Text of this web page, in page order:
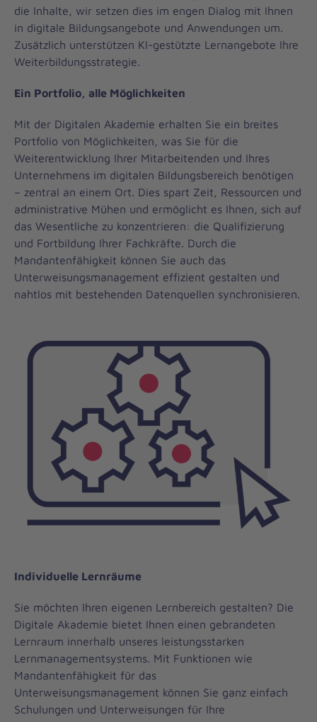
die Inhalte, wir setzen dies im engen Dialog mit Ihnen
in digitale Bildungsangebote und Anwendungen um.
Zusätzlich unterstützen KI-gestützte Lernangebote Ihre
Weiterbildungsstrategie.
Ein Portfolio, alle Möglichkeiten
Mit der Digitalen Akademie erhalten Sie ein breites
Portfolio von Möglichkeiten, was Sie für die
Weiterentwicklung Ihrer Mitarbeitenden und Ihres
Unternehmens im digitalen Bildungsbereich benötigen
– zentral an einem Ort. Dies spart Zeit, Ressourcen und
administrative Mühen und ermöglicht es Ihnen, sich auf
das Wesentliche zu konzentrieren: die Qualifizierung
und Fortbildung Ihrer Fachkräfte. Durch die
Mandantenfähigkeit können Sie auch das
Unterweisungsmanagement effizient gestalten und
nahtlos mit bestehenden Datenquellen synchronisieren.
Individuelle Lernräume
Sie möchten Ihren eigenen Lernbereich gestalten? Die
Digitale Akademie bietet Ihnen einen gebrandeten
Lernraum innerhalb unseres leistungsstarken
Lernmanagementsystems. Mit Funktionen wie
Mandantenfähigkeit für das
Unterweisungsmanagement können Sie ganz einfach
Schulungen und Unterweisungen für Ihre